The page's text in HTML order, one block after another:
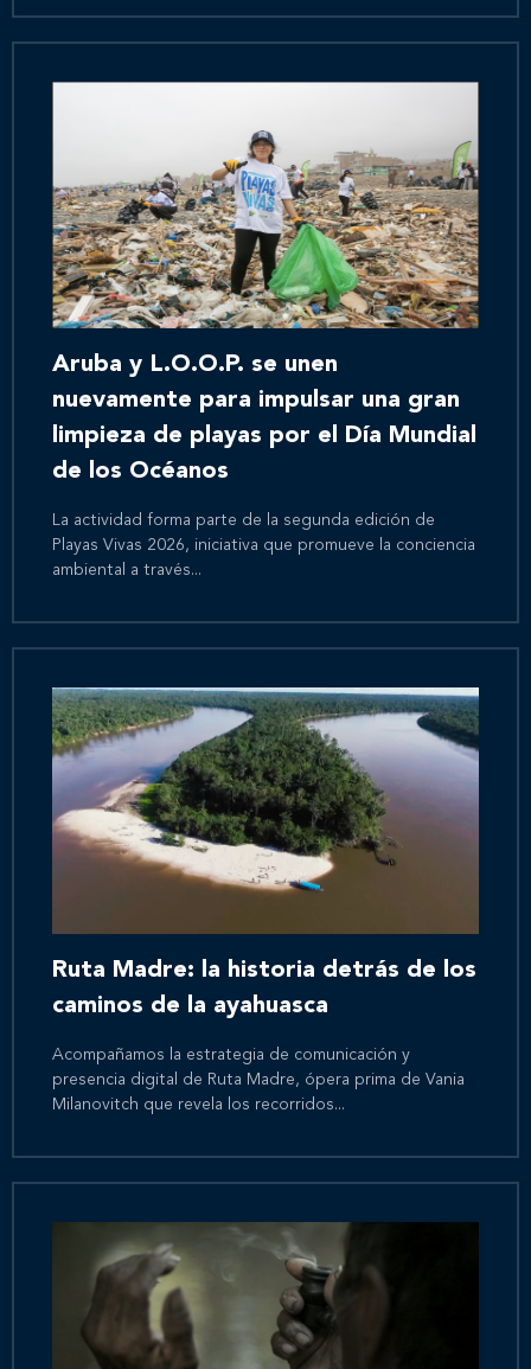
Aruba y L.O.O.P. se unen
nuevamente para impulsar una gran
limpieza de playas por el Día Mundial
de los Océanos
La actividad forma parte de la segunda edición de
Playas Vivas 2026, iniciativa que promueve la conciencia
ambiental a través...
Ruta Madre: la historia detrás de los
caminos de la ayahuasca
Acompañamos la estrategia de comunicación y
presencia digital de Ruta Madre, ópera prima de Vania
Milanovitch que revela los recorridos...